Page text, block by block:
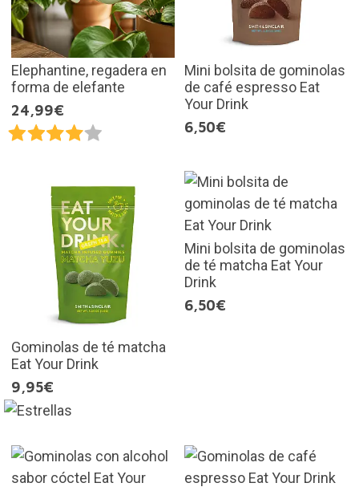
Elephantine, regadera en
forma de elefante
24,99€
Mini bolsita de gominolas
de café espresso Eat
Your Drink
6,50€
Gominolas de té matcha
Eat Your Drink
9,95€
Mini bolsita de gominolas
de té matcha Eat Your
Drink
6,50€